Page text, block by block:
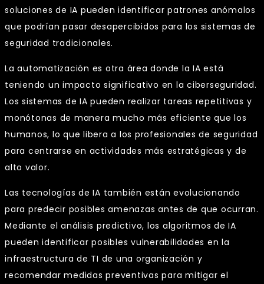
soluciones de IA pueden identificar patrones anómalos
que podrían pasar desapercibidos para los sistemas de
seguridad tradicionales.
La automatización es otra área donde la IA está
teniendo un impacto significativo en la ciberseguridad.
Los sistemas de IA pueden realizar tareas repetitivas y
monótonas de manera mucho más eficiente que los
humanos, lo que libera a los profesionales de seguridad
para centrarse en actividades más estratégicas y de
alto valor.
Las tecnologías de IA también están evolucionando
para predecir posibles amenazas antes de que ocurran.
Mediante el análisis predictivo, los algoritmos de IA
pueden identificar posibles vulnerabilidades en la
infraestructura de TI de una organización y
recomendar medidas preventivas para mitigar el